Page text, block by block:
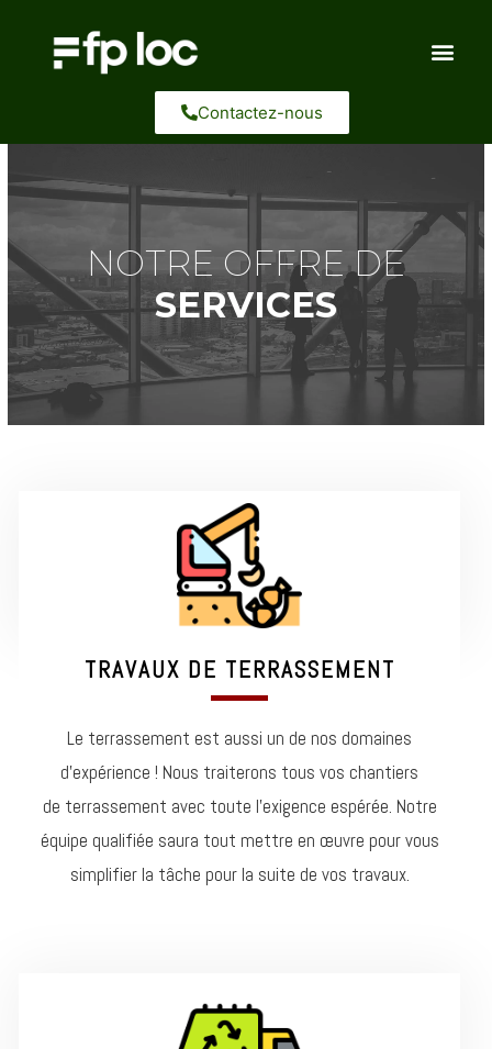
contenu
Contactez-nous
NOTRE OFFRE DE
SERVICES
TRAVAUX DE TERRASSEMENT
Le terrassement est aussi un de nos domaines
d’expérience ! Nous traiterons tous vos chantiers
de terrassement avec toute l’exigence espérée. Notre
équipe qualifiée saura tout mettre en œuvre pour vous
simplifier la tâche pour la suite de vos travaux.